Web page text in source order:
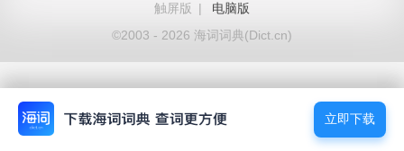
触屏版
|
电脑版
©2003 - 2026 海词词典(Dict.cn)
立即下载
立即下载